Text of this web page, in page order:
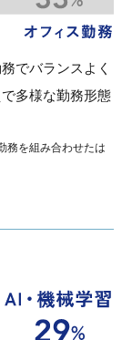
でバランスよく
多様な勤務形態
務を組み合わせたは